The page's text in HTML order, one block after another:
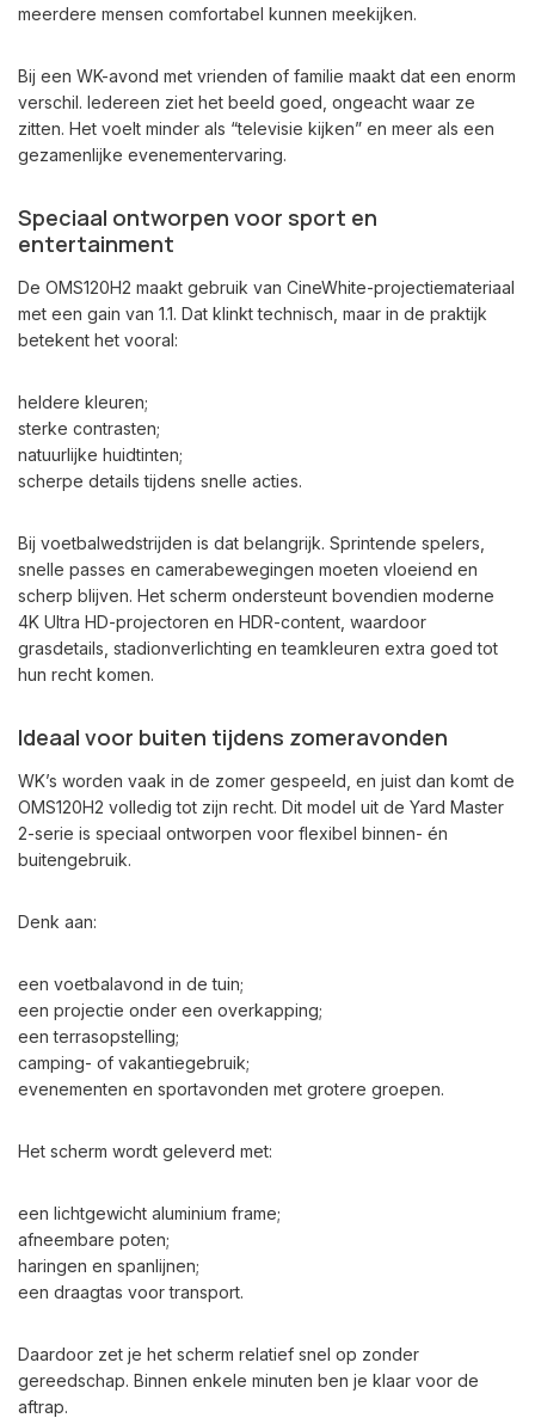
meerdere mensen comfortabel kunnen meekijken.
Bij een WK-avond met vrienden of familie maakt dat een enorm
verschil. Iedereen ziet het beeld goed, ongeacht waar ze
zitten. Het voelt minder als “televisie kijken” en meer als een
gezamenlijke evenementervaring.
Speciaal ontworpen voor sport en
entertainment
De OMS120H2 maakt gebruik van CineWhite-projectiemateriaal
met een gain van 1.1. Dat klinkt technisch, maar in de praktijk
betekent het vooral:
heldere kleuren;
sterke contrasten;
natuurlijke huidtinten;
scherpe details tijdens snelle acties.
Bij voetbalwedstrijden is dat belangrijk. Sprintende spelers,
snelle passes en camerabewegingen moeten vloeiend en
scherp blijven. Het scherm ondersteunt bovendien moderne
4K Ultra HD-projectoren en HDR-content, waardoor
grasdetails, stadionverlichting en teamkleuren extra goed tot
hun recht komen.
Ideaal voor buiten tijdens zomeravonden
WK’s worden vaak in de zomer gespeeld, en juist dan komt de
OMS120H2 volledig tot zijn recht. Dit model uit de Yard Master
2-serie is speciaal ontworpen voor flexibel binnen- én
buitengebruik.
Denk aan:
een voetbalavond in de tuin;
een projectie onder een overkapping;
een terrasopstelling;
camping- of vakantiegebruik;
evenementen en sportavonden met grotere groepen.
Het scherm wordt geleverd met:
een lichtgewicht aluminium frame;
afneembare poten;
haringen en spanlijnen;
een draagtas voor transport.
Daardoor zet je het scherm relatief snel op zonder
gereedschap. Binnen enkele minuten ben je klaar voor de
aftrap.